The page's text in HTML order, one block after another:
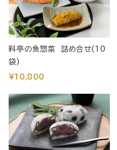
料亭の魚惣菜 詰め合せ(10
袋)
¥10,800